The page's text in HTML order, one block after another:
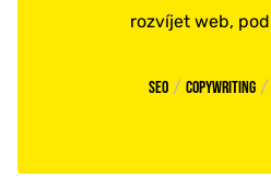
rozvíjet web,
SEO / Copywriting /